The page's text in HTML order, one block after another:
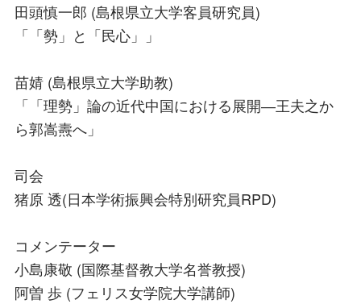
田頭慎一郎 (島根県立大学客員研究員)
「「勢」と「民心」」
苗婧 (島根県立大学助教)
「「理勢」論の近代中国における展開―王夫之か
ら郭嵩燾へ」
司会
猪原 透(日本学術振興会特別研究員RPD)
コメンテーター
小島康敬 (国際基督教大学名誉教授)
阿曽 歩 (フェリス女学院大学講師)